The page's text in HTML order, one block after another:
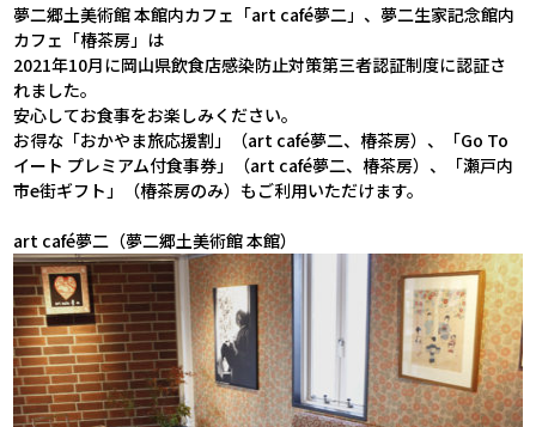
夢二郷土美術館 本館内カフェ「art café夢二」、夢二生家記念館内
カフェ「椿茶房」は
2021年10月に岡山県飲食店感染防止対策第三者認証制度に認証さ
れました。
安心してお食事をお楽しみください。
お得な「おかやま旅応援割」（art café夢二、椿茶房）、「Go To
イート プレミアム付食事券」（art café夢二、椿茶房）、「瀬戸内
市e街ギフト」（椿茶房のみ）もご利用いただけます。
art café夢二（夢二郷土美術館 本館）